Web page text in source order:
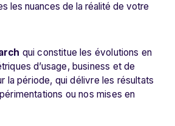
les nuances de la réalité de votre
qui constitue les évolutions en
d’usage, business et de
la période, qui délivre les résultats
ou nos mises en